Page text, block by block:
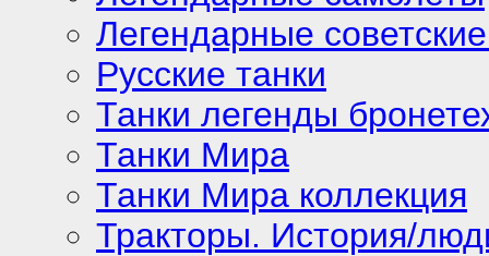
Легендарные
Русские танки
Танки легенды
Танки Мира
Танки Мира коллекция
Тракторы. История/